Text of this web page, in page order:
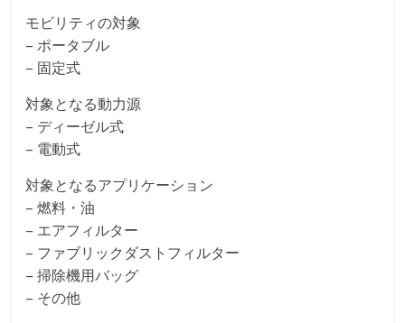
モビリティの対象
– ポータブル
– 固定式
対象となる動力源
– ディーゼル式
– 電動式
対象となるアプリケーション
– 燃料・油
– エアフィルター
– ファブリックダストフィルター
– 掃除機用バッグ
– その他